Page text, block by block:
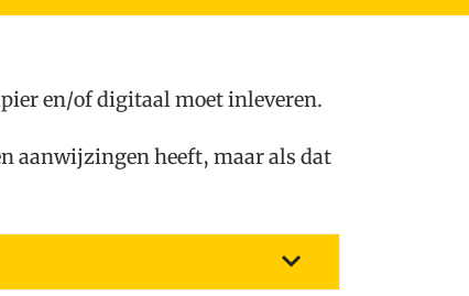
en/of digitaal moet inleveren.
aanwijzingen heeft, maar als dat